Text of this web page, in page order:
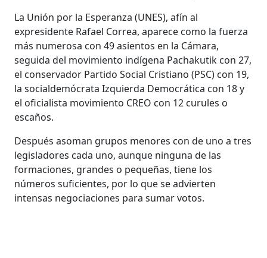
La Unión por la Esperanza (UNES), afín al
expresidente Rafael Correa, aparece como la fuerza
más numerosa con 49 asientos en la Cámara,
seguida del movimiento indígena Pachakutik con 27,
el conservador Partido Social Cristiano (PSC) con 19,
la socialdemócrata Izquierda Democrática con 18 y
el oficialista movimiento CREO con 12 curules o
escaños.
Después asoman grupos menores con de uno a tres
legisladores cada uno, aunque ninguna de las
formaciones, grandes o pequeñas, tiene los
números suficientes, por lo que se advierten
intensas negociaciones para sumar votos.